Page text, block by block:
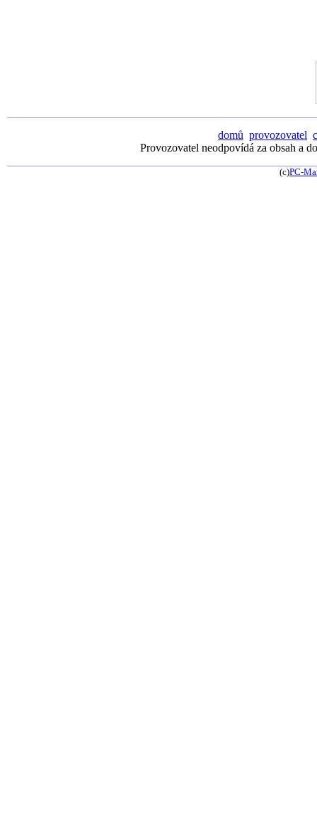
domů provozovatel
Provozovatel neodpovídá za obsah a
(c)PC-